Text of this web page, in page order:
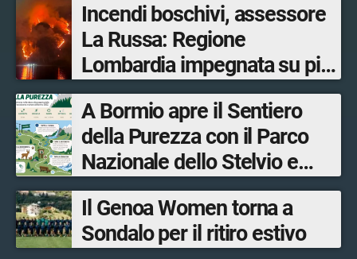
Incendi boschivi, assessore
La Russa: Regione
Lombardia impegnata su più
fronti, 48 volontari coinvolti
tra le province di Lecco,
Sondrio, Milano e Como
A Bormio apre il Sentiero
della Purezza con il Parco
Nazionale dello Stelvio e
Bormio Tourism
Il Genoa Women torna a
Sondalo per il ritiro estivo